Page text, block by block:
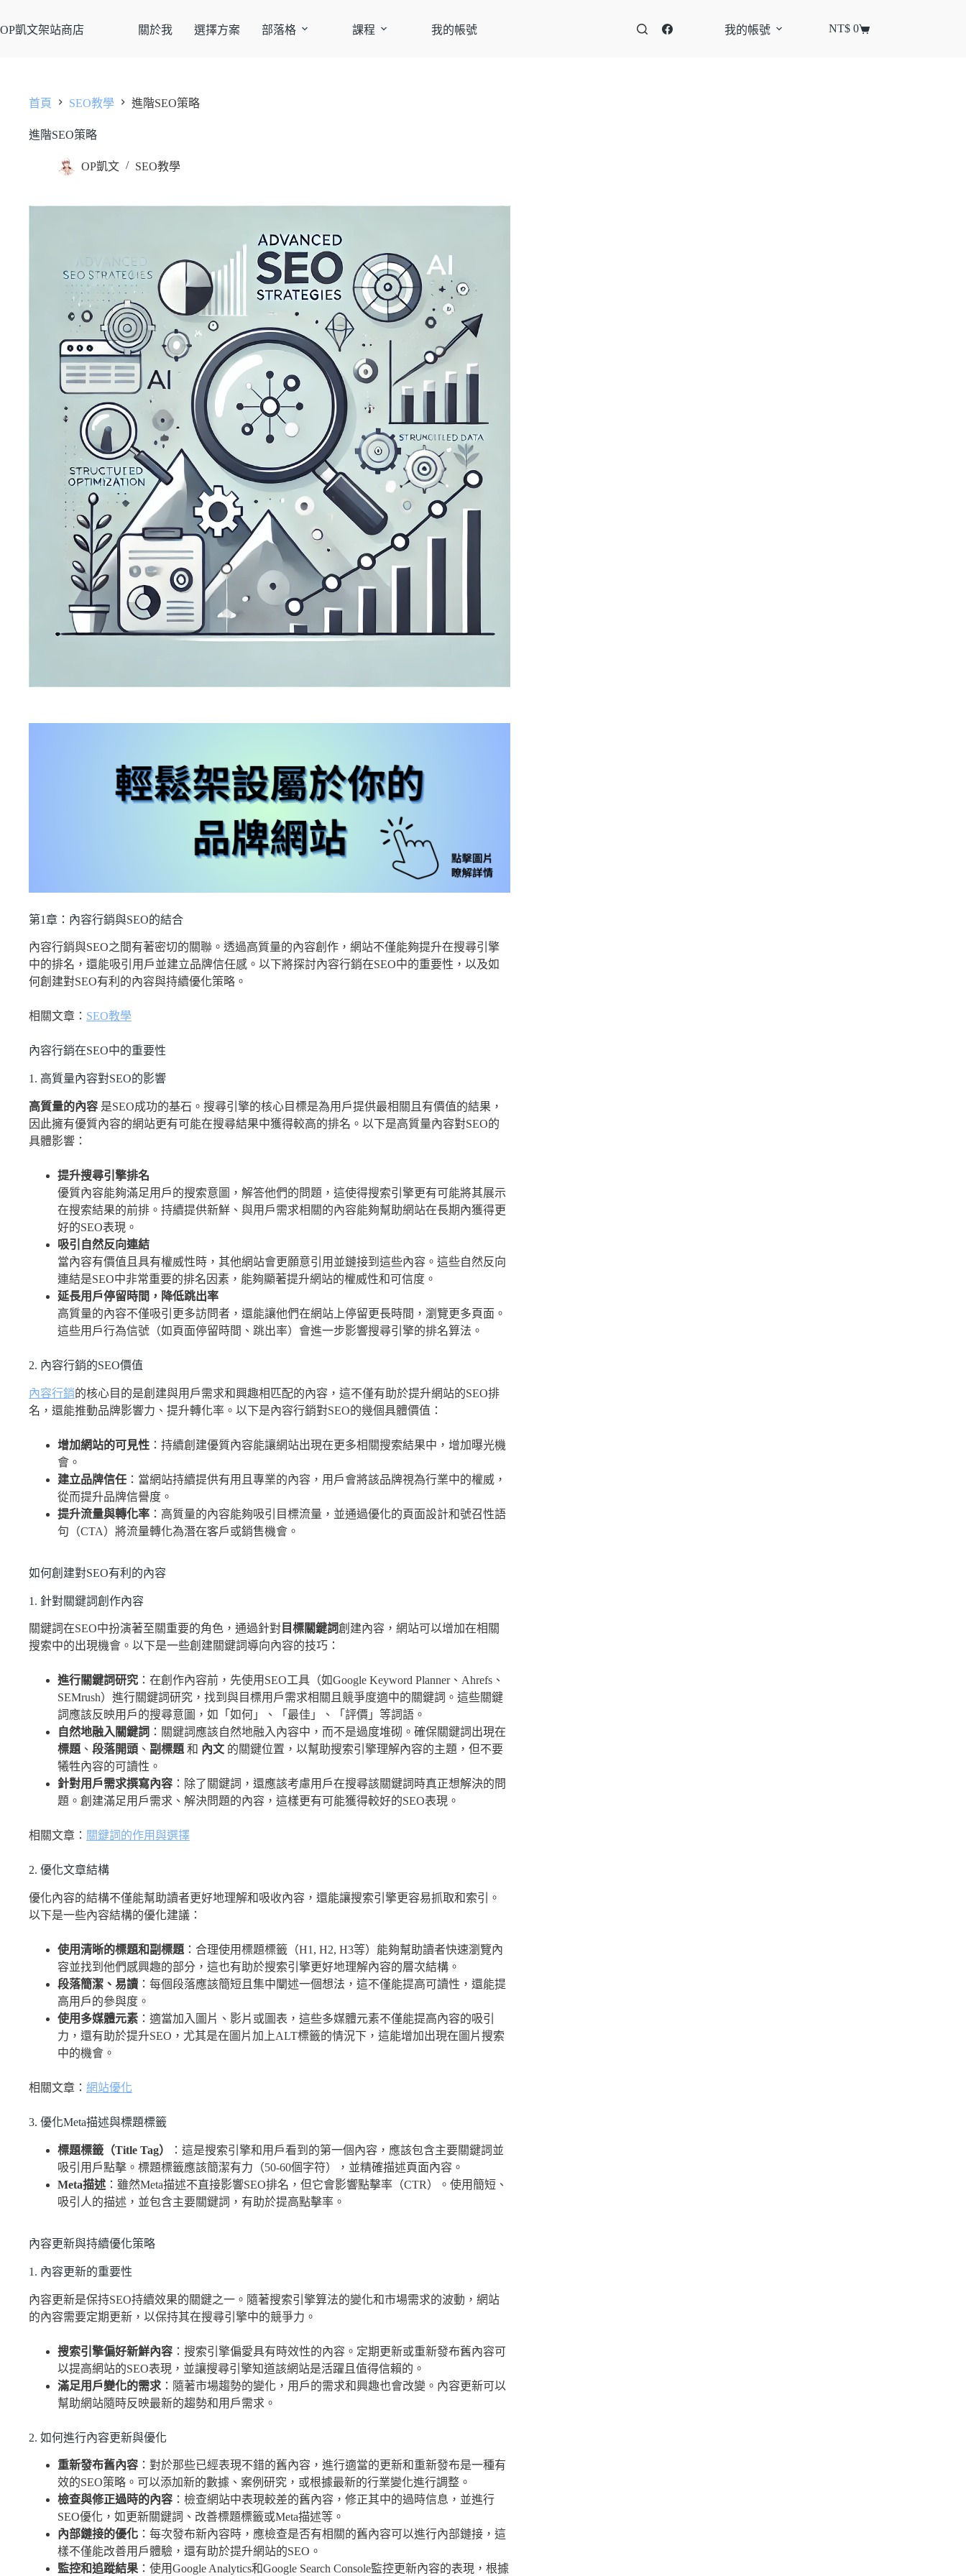
OP凱文架站商店 關於我 選擇方案 部落格 課程 我的帳號 我的帳號 NT$ 0
首頁 SEO教學 進階SEO策略
進階SEO策略
OP凱文 SEO教學
第1章：內容行銷與SEO的結合
內容行銷與SEO之間有著密切的關聯。透過高質量的內容創作，網站不僅能夠提升在搜尋引擎
中的排名，還能吸引用戶並建立品牌信任感。以下將探討內容行銷在SEO中的重要性，以及如
何創建對SEO有利的內容與持續優化策略。
相關文章： SEO教學
內容行銷在SEO中的重要性
1. 高質量內容對SEO的影響
高質量的內容 是SEO成功的基石。搜尋引擎的核心目標是為用戶提供最相關且有價值的結果，
因此擁有優質內容的網站更有可能在搜尋結果中獲得較高的排名。以下是高質量內容對SEO的
具體影響：
提升搜尋引擎排名
優質內容能夠滿足用戶的搜索意圖，解答他們的問題，這使得搜索引擎更有可能將其展示
在搜索結果的前排。持續提供新鮮、與用戶需求相關的內容能夠幫助網站在長期內獲得更
好的SEO表現。
吸引自然反向連結
當內容有價值且具有權威性時，其他網站會更願意引用並鏈接到這些內容。這些自然反向
連結是SEO中非常重要的排名因素，能夠顯著提升網站的權威性和可信度。
延長用戶停留時間，降低跳出率
高質量的內容不僅吸引更多訪問者，還能讓他們在網站上停留更長時間，瀏覽更多頁面。
這些用戶行為信號（如頁面停留時間、跳出率）會進一步影響搜尋引擎的排名算法。
2. 內容行銷的SEO價值
內容行銷的核心目的是創建與用戶需求和興趣相匹配的內容，這不僅有助於提升網站的SEO排
名，還能推動品牌影響力、提升轉化率。以下是內容行銷對SEO的幾個具體價值：
增加網站的可見性 ：持續創建優質內容能讓網站出現在更多相關搜索結果中，增加曝光機
會。
建立品牌信任 ：當網站持續提供有用且專業的內容，用戶會將該品牌視為行業中的權威，
從而提升品牌信譽度。
提升流量與轉化率 ：高質量的內容能夠吸引目標流量，並通過優化的頁面設計和號召性語
句（CTA）將流量轉化為潛在客戶或銷售機會。
如何創建對SEO有利的內容
1. 針對關鍵詞創作內容
關鍵詞在SEO中扮演著至關重要的角色，通過針對 目標關鍵詞創建內容，網站可以增加在相關
搜索中的出現機會。以下是一些創建關鍵詞導向內容的技巧：
進行關鍵詞研究 ：在創作內容前，先使用SEO工具（如Google Keyword Planner、Ahrefs、
SEMrush）進行關鍵詞研究，找到與目標用戶需求相關且競爭度適中的關鍵詞。這些關鍵
詞應該反映用戶的搜尋意圖，如「如何」、「最佳」、「評價」等詞語。
自然地融入關鍵詞 ：關鍵詞應該自然地融入內容中，而不是過度堆砌。確保關鍵詞出現在
標題、 段落開頭 、 副標題和 內文 的關鍵位置，以幫助搜索引擎理解內容的主題，但不要
犧牲內容的可讀性。
針對用戶需求撰寫內容 ：除了關鍵詞，還應該考慮用戶在搜尋該關鍵詞時真正想解決的問
題。創建滿足用戶需求、解決問題的內容，這樣更有可能獲得較好的SEO表現。
相關文章： 關鍵詞的作用與選擇
2. 優化文章結構
優化內容的結構不僅能幫助讀者更好地理解和吸收內容，還能讓搜索引擎更容易抓取和索引。
以下是一些內容結構的優化建議：
使用清晰的標題和副標題 ：合理使用標題標籤（H1, H2, H3等）能夠幫助讀者快速瀏覽內
容並找到他們感興趣的部分，這也有助於搜索引擎更好地理解內容的層次結構。
段落簡潔、易讀 ：每個段落應該簡短且集中闡述一個想法，這不僅能提高可讀性，還能提
高用戶的參與度。
使用多媒體元素 ：適當加入圖片、影片或圖表，這些多媒體元素不僅能提高內容的吸引
力，還有助於提升SEO，尤其是在圖片加上ALT標籤的情況下，這能增加出現在圖片搜索
中的機會。
相關文章： 網站優化
3. 優化Meta描述與標題標籤
標題標籤（Title Tag）
：這是搜索引擎和用戶看到的第一個內容，應該包含主要關鍵詞並
吸引用戶點擊。標題標籤應該簡潔有力（50-60個字符），並精確描述頁面內容。
Meta描述 ：雖然Meta描述不直接影響SEO排名，但它會影響點擊率（CTR）。使用簡短、
吸引人的描述，並包含主要關鍵詞，有助於提高點擊率。
內容更新與持續優化策略
1. 內容更新的重要性
內容更新是保持SEO持續效果的關鍵之一。隨著搜索引擎算法的變化和市場需求的波動，網站
的內容需要定期更新，以保持其在搜尋引擎中的競爭力。
搜索引擎偏好新鮮內容 ：搜索引擎偏愛具有時效性的內容。定期更新或重新發布舊內容可
以提高網站的SEO表現，並讓搜尋引擎知道該網站是活躍且值得信賴的。
滿足用戶變化的需求 ：隨著市場趨勢的變化，用戶的需求和興趣也會改變。內容更新可以
幫助網站隨時反映最新的趨勢和用戶需求。
2. 如何進行內容更新與優化
重新發布舊內容 ：對於那些已經表現不錯的舊內容，進行適當的更新和重新發布是一種有
效的SEO策略。可以添加新的數據、案例研究，或根據最新的行業變化進行調整。
檢查與修正過時的內容 ：檢查網站中表現較差的舊內容，修正其中的過時信息，並進行
SEO優化，如更新關鍵詞、改善標題標籤或Meta描述等。
內部鏈接的優化 ：每次發布新內容時，應檢查是否有相關的舊內容可以進行內部鏈接，這
樣不僅能改善用戶體驗，還有助於提升網站的SEO。
監控和追蹤結果 ：使用Google Analytics和Google Search Console監控更新內容的表現，根據